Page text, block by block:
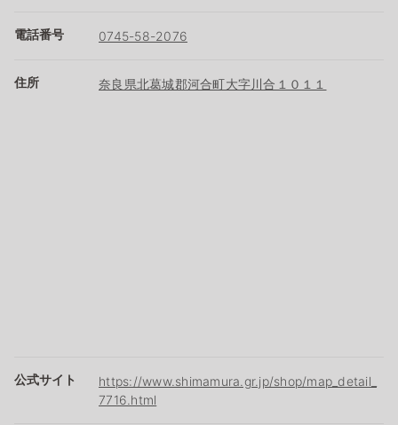
電話番号 0745-58-2076
住所 奈良県北葛城郡河合町大字川合１０１１
公式サイト
https://www.shimamura.gr.jp/shop/map_detail_
7716.html